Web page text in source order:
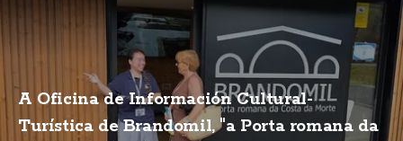
A Oficina de Información Cultural-
Turística de Brandomil, "a Porta romana da